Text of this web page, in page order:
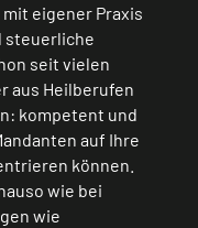
eigener Praxis
steuerliche
seit vielen
aus Heilberufen
kompetent und
auf Ihre
können.
wie bei
wie